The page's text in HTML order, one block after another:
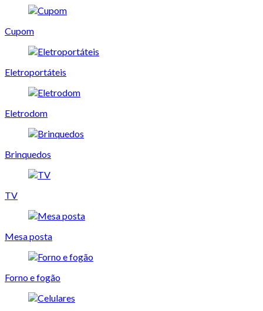
Cupom
Eletroportáteis
Eletrodom
Brinquedos
TV
Mesa posta
Forno e fogão